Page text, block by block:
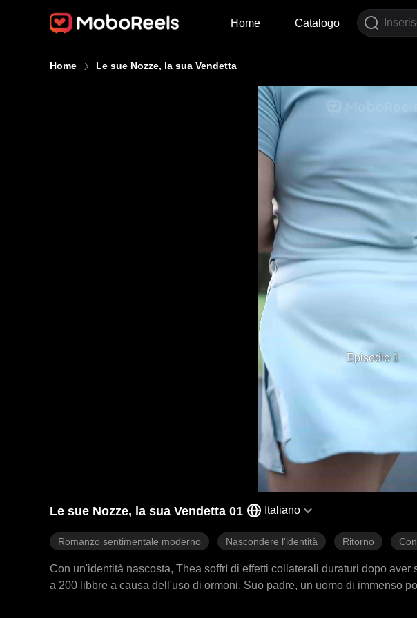
Home Catalogo
Home Le sue Nozze, la sua Vendetta
Episodio 1
Le sue Nozze, la sua Vendetta 01 Italiano
Romanzo sentimentale moderno Nascondere l'identità Ritorno
Con un'identità nascosta, Thea soffrì di effetti collaterali duraturi dopo
a 200 libbre a causa dell'uso di ormoni. Suo padre, un uomo di immenso